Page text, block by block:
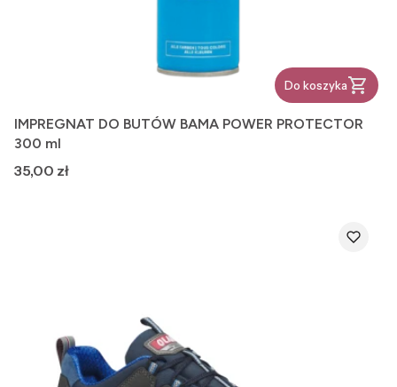
Do koszyka
IMPREGNAT DO BUTÓW BAMA POWER PROTECTOR
300 ml
Cena
35,00 zł